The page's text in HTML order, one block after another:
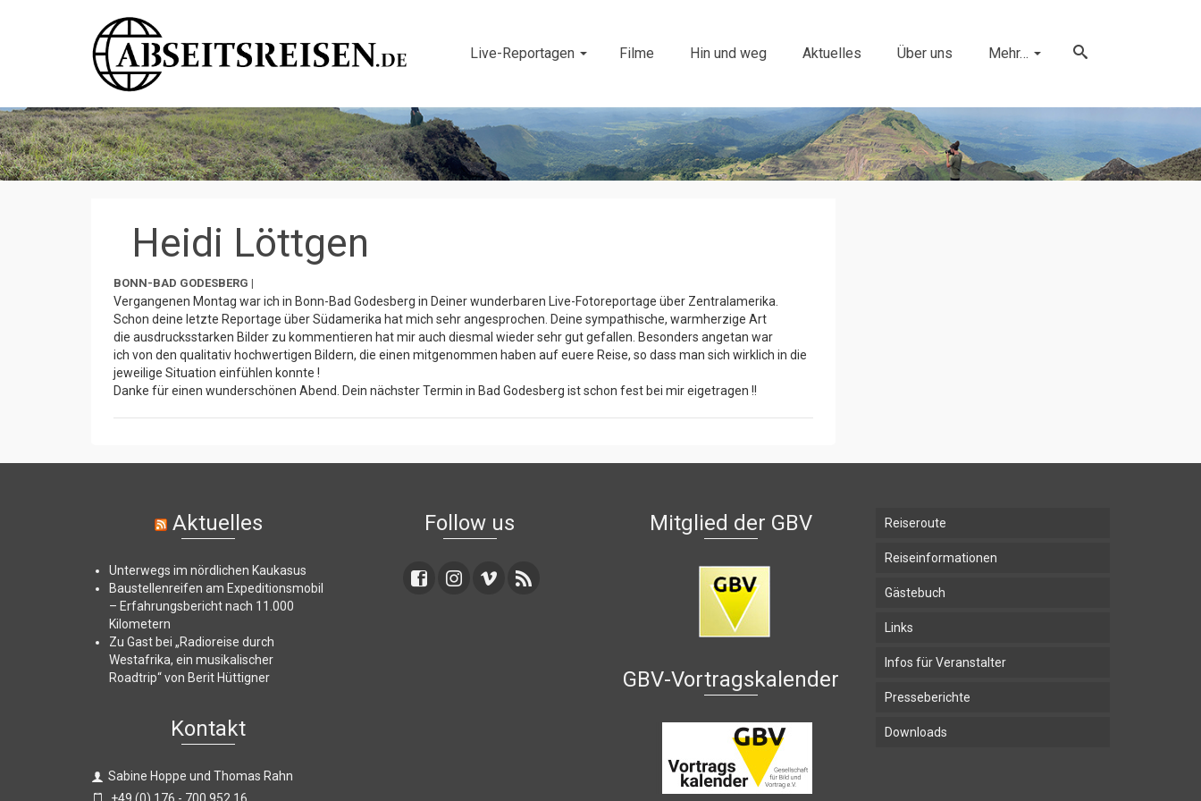
Live-Reportagen Filme Hin und weg Aktuelles Über uns Mehr…
Heidi Löttgen
BONN-BAD GODESBERG |
Vergangenen Montag war ich in Bonn-Bad Godesberg in Deiner wunderbaren Live-Fotoreportage über Zentralamerika.
Schon deine letzte Reportage über Südamerika hat mich sehr angesprochen. Deine sympathische, warmherzige Art
die ausdrucksstarken Bilder zu kommentieren hat mir auch diesmal wieder sehr gut gefallen. Besonders angetan war
ich von den qualitativ hochwertigen Bildern, die einen mitgenommen haben auf euere Reise, so dass man sich wirklich in die
jeweilige Situation einfühlen konnte !
Danke für einen wunderschönen Abend. Dein nächster Termin in Bad Godesberg ist schon fest bei mir eigetragen !!
Aktuelles
Unterwegs im nördlichen Kaukasus
Baustellenreifen am Expeditionsmobil
– Erfahrungsbericht nach 11.000
Kilometern
Zu Gast bei „Radioreise durch
Westafrika, ein musikalischer
Roadtrip“ von Berit Hüttigner
Kontakt
Sabine Hoppe und Thomas Rahn
Follow us Mitglied der GBV
GBV-Vortragskalender
Reiseroute
Reiseinformationen
Gästebuch
Links
Infos für Veranstalter
Presseberichte
Downloads